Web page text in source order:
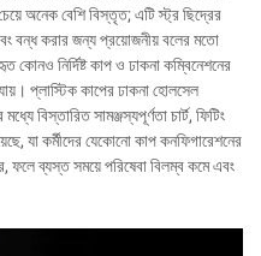
অনেক বেশি বিস্তৃত; এটি স্ট্র ছিদ্রের
বন্ধ করার জন্য প্রয়োজনীয় বলের মতো
কোনও নির্দিষ্ট কাপ ও ঢাকনা কম্বিনেশনের
প্লাস্টিক কাপের ঢাকনা হোলসেল
বিস্তারিত সামঞ্জস্যপূর্ণতা চার্ট, ফিটিং
যা কর্মীদের যেকোনো কাপ কনফিগারেশনের
ফলে ব্যস্ত সময়ে পরিষেবা বিলম্ব কমে এবং